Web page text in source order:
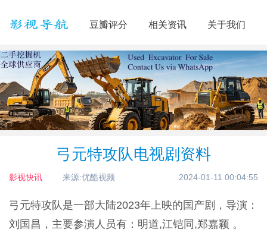
豆瓣评分 相关资讯 关于我们
弓元特攻队电视剧资料
影视快讯 来源:优酷视频 2024-01-11 00:04:55
弓元特攻队是一部大陆2023年上映的国产剧，导演：
刘国昌，主要参演人员有：明道,江铠同,郑嘉颖 。